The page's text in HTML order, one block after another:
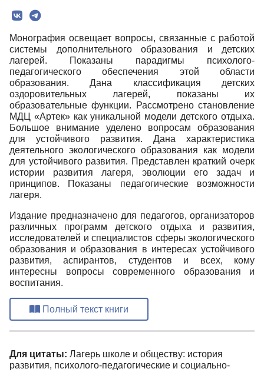
Текст
Монография освещает вопросы, связанные с работой
системы дополнительного образования и детских
лагерей. Показаны парадигмы психолого-
педагогического обеспечения этой области
образования. Дана классификация детских
оздоровительных лагерей, показаны их
образовательные функции. Рассмотрено становление
МДЦ «Артек» как уникальной модели детского отдыха.
Большое внимание уделено вопросам образования
для устойчивого развития. Дана характеристика
деятельного экологического образования как модели
для устойчивого развития. Представлен краткий очерк
истории развития лагеря, эволюции его задач и
принципов. Показаны педагогические возможности
лагеря.
Издание предназначено для педагогов, организаторов
различных программ детского отдыха и развития,
исследователей и специалистов сферы экологического
образования и образования в интересах устойчивого
развития, аспирантов, студентов и всех, кому
интересны вопросы современного образования и
воспитания.
Полный текст книги
Для цитаты: Лагерь школе и обществу: история
развития, психолого-педагогические и социально-